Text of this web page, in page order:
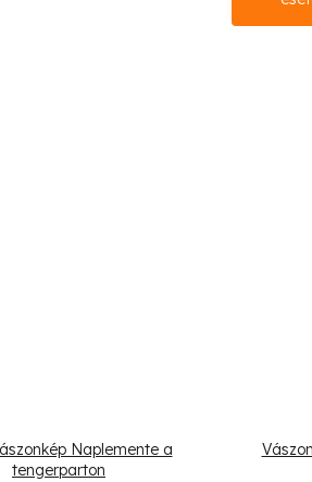
Naplemente a
tengerparton